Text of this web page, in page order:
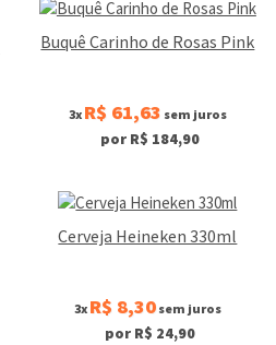
Buquê Carinho de Rosas Pink
3x R$ 61,63 sem juros
por R$ 184,90
Cerveja Heineken 330ml
3x R$ 8,30sem juros
por R$ 24,90